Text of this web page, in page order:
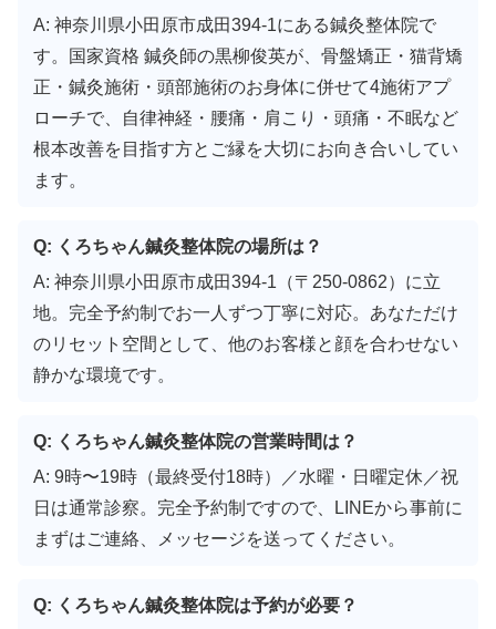
A: 神奈川県小田原市成田394-1にある鍼灸整体院で
す。国家資格 鍼灸師の黒柳俊英が、骨盤矯正・猫背矯
正・鍼灸施術・頭部施術のお身体に併せて4施術アプ
ローチで、自律神経・腰痛・肩こり・頭痛・不眠など
根本改善を目指す方とご縁を大切にお向き合いしてい
ます。
Q: くろちゃん鍼灸整体院の場所は？
A: 神奈川県小田原市成田394-1（〒250-0862）に立
地。完全予約制でお一人ずつ丁寧に対応。あなただけ
のリセット空間として、他のお客様と顔を合わせない
静かな環境です。
Q: くろちゃん鍼灸整体院の営業時間は？
A: 9時〜19時（最終受付18時）／水曜・日曜定休／祝
日は通常診察。完全予約制ですので、LINEから事前に
まずはご連絡、メッセージを送ってください。
Q: くろちゃん鍼灸整体院は予約が必要？